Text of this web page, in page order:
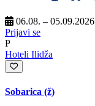
06.08. – 05.09.2026
Prijavi se
P
Hoteli Ilidža
Sobarica (ž)